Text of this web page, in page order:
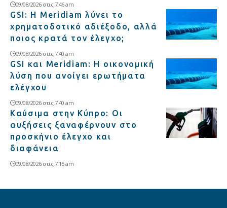
09/08/2026 στις 7:46 am
GSI: Η Meridiam λύνει το
χρηματοδοτικό αδιέξοδο, αλλά
ποιος κρατά τον έλεγχο;
09/08/2026 στις 7:40 am
GSI και Meridiam: Η οικονομική
λύση που ανοίγει ερωτήματα
ελέγχου
09/08/2026 στις 7:40 am
Καύσιμα στην Κύπρο: Οι
αυξήσεις ξαναφέρνουν στο
προσκήνιο έλεγχο και
διαφάνεια
09/08/2026 στις 7:15 am